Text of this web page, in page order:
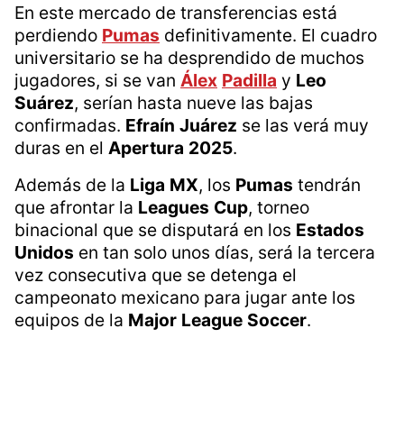
En este mercado de transferencias está
perdiendo Pumas definitivamente. El cuadro
universitario se ha desprendido de muchos
jugadores, si se van Álex Padilla y Leo
Suárez, serían hasta nueve las bajas
confirmadas. Efraín Juárez se las verá muy
duras en el Apertura 2025.
Además de la Liga MX, los Pumas tendrán
que afrontar la Leagues Cup, torneo
binacional que se disputará en los Estados
Unidos en tan solo unos días, será la tercera
vez consecutiva que se detenga el
campeonato mexicano para jugar ante los
equipos de la Major League Soccer.